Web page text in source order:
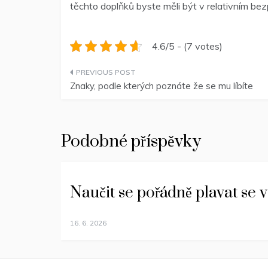
těchto doplňků byste měli být v relativním
4.6/5 - (7 votes)
Navigace
Znaky, podle kterých poznáte že se mu líbíte
Podobné příspěvky
Naučit se pořádně plavat se
16. 6. 2026